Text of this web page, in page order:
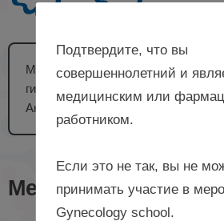
MD PhD, ассистент кафедры
гинекологии № 2 НАО «ЗКМУ им. М.
Актобе, Республика Казахстан
Мероприятия с
Подтвердите, что вы
совершеннолетний и
медицинским или
работником.
Если это не так, вы не
принимать участие в
Gynecology school.